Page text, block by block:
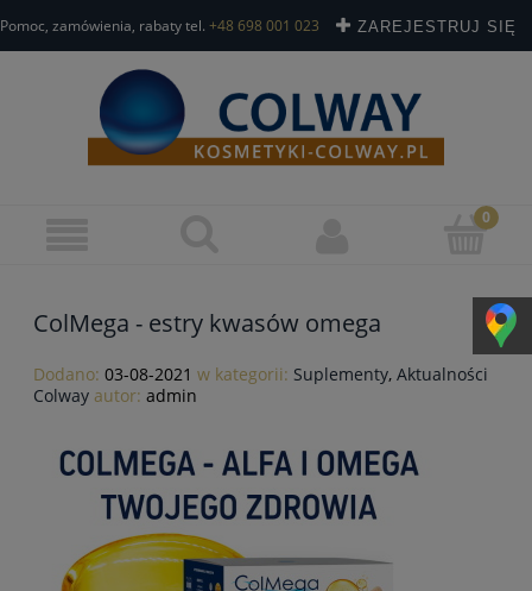
Pomoc, zamówienia, rabaty tel. +48 698 001 023 ZAREJESTRUJ SIĘ
ColMega - estry kwasów omega
Dodano: 03-08-2021 w kategorii: Suplementy, Aktualności
Colway autor: admin